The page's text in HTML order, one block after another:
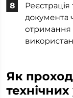
документа
отримання
Як